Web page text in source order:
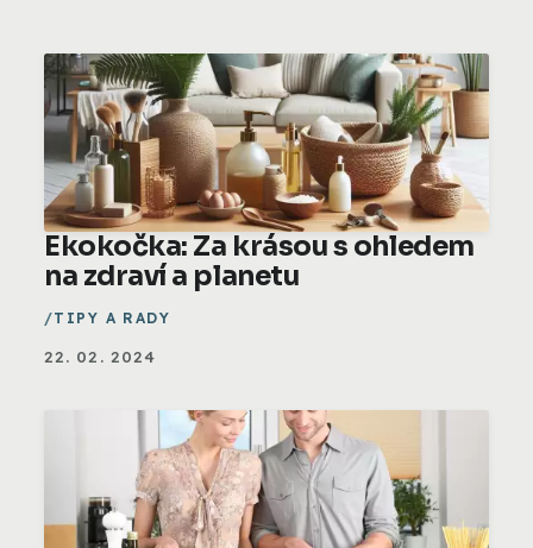
Ekokočka: Za krásou s ohledem
na zdraví a planetu
TIPY A RADY
22. 02. 2024